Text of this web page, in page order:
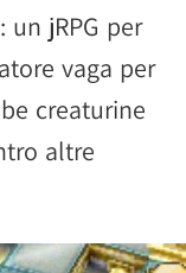
un jRPG per
vaga per
creaturine
altre